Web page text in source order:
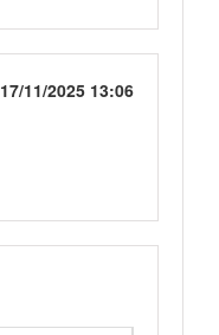
17/11/2025 13:06